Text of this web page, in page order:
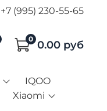
+7 (995) 230-55-65
0 0.00 руб
IQOO
Xiaomi